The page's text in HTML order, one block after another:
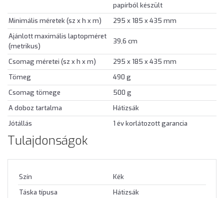
papírból készült
Minimális méretek (sz x h x m)
295 x 185 x 435 mm
Ajánlott maximális laptopméret
(metrikus)
39,6 cm
Csomag méretei (sz x h x m)
295 x 185 x 435 mm
Tömeg
490 g
Csomag tömege
500 g
A doboz tartalma
Hátizsák
Jótállás
1 év korlátozott garancia
Tulajdonságok
Szín
Kék
Táska típusa
Hátizsák